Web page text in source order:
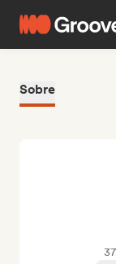
Sobre